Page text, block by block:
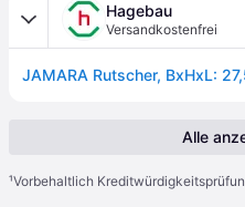
Hagebau
Versandkostenfrei
¹Vorbehaltlich